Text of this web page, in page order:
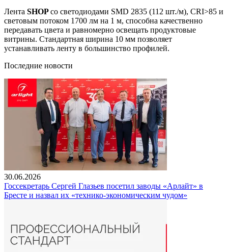
Лента SHOPсо светодиодами SMD 2835 (112 шт./м), CRI>85 и
световым потоком 1700 лм на 1 м, способна качественно
передавать цвета и равномерно освещать продуктовые
витрины. Стандартная ширина 10 мм позволяет
устанавливать ленту в большинство профилей.
Последние новости
30.06.2026
Госсекретарь Сергей Глазьев посетил заводы «Арлайт» в
Бресте и назвал их «технико-экономическим чудом»